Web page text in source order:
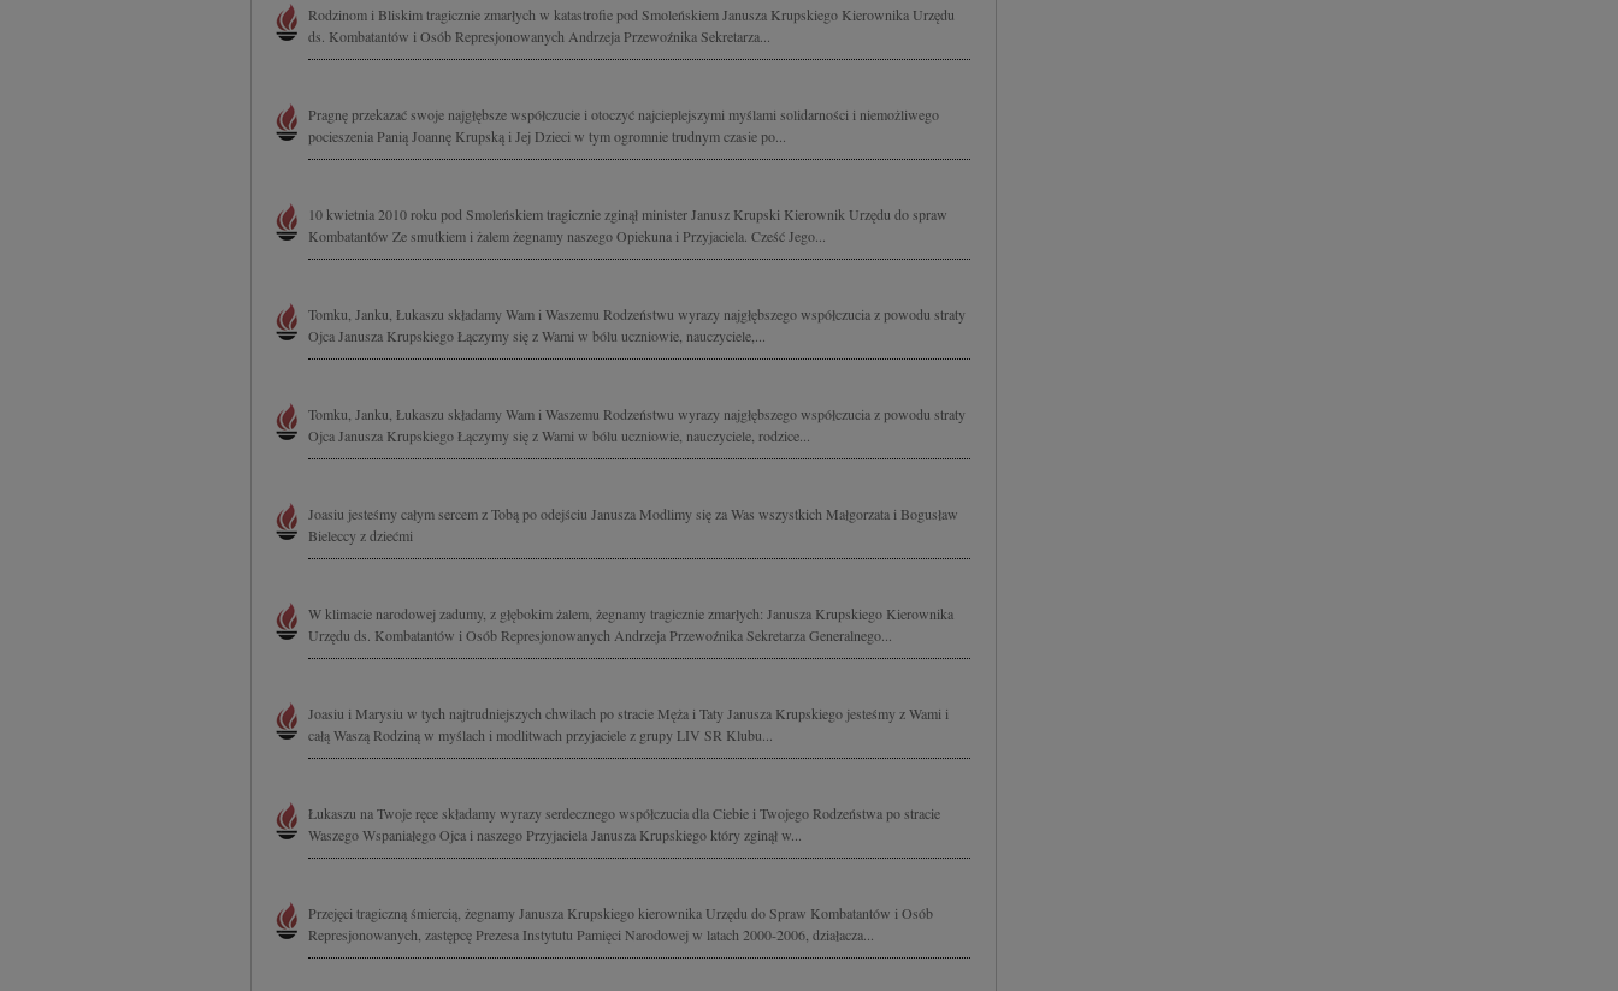
Rodzinom i Bliskim tragicznie zmarłych w katastrofie pod Smoleńskiem Janusza Krupskiego Kierownika Urzędu
ds. Kombatantów i Osób Represjonowanych Andrzeja Przewoźnika Sekretarza...
Pragnę przekazać swoje najgłębsze współczucie i otoczyć najcieplejszymi myślami solidarności i niemożliwego
pocieszenia Panią Joannę Krupską i Jej Dzieci w tym ogromnie trudnym czasie po...
10 kwietnia 2010 roku pod Smoleńskiem tragicznie zginął minister Janusz Krupski Kierownik Urzędu do spraw
Kombatantów Ze smutkiem i żalem żegnamy naszego Opiekuna i Przyjaciela. Cześć Jego...
Tomku, Janku, Łukaszu składamy Wam i Waszemu Rodzeństwu wyrazy najgłębszego współczucia z powodu straty
Ojca Janusza Krupskiego Łączymy się z Wami w bólu uczniowie, nauczyciele,...
Tomku, Janku, Łukaszu składamy Wam i Waszemu Rodzeństwu wyrazy najgłębszego współczucia z powodu straty
Ojca Janusza Krupskiego Łączymy się z Wami w bólu uczniowie, nauczyciele, rodzice...
Joasiu jesteśmy całym sercem z Tobą po odejściu Janusza Modlimy się za Was wszystkich Małgorzata i Bogusław
Bieleccy z dziećmi
W klimacie narodowej zadumy, z głębokim żalem, żegnamy tragicznie zmarłych: Janusza Krupskiego Kierownika
Urzędu ds. Kombatantów i Osób Represjonowanych Andrzeja Przewoźnika Sekretarza Generalnego...
Joasiu i Marysiu w tych najtrudniejszych chwilach po stracie Męża i Taty Janusza Krupskiego jesteśmy z Wami i
całą Waszą Rodziną w myślach i modlitwach przyjaciele z grupy LIV SR Klubu...
Łukaszu na Twoje ręce składamy wyrazy serdecznego współczucia dla Ciebie i Twojego Rodzeństwa po stracie
Waszego Wspaniałego Ojca i naszego Przyjaciela Janusza Krupskiego który zginął w...
Przejęci tragiczną śmiercią, żegnamy Janusza Krupskiego kierownika Urzędu do Spraw Kombatantów i Osób
Represjonowanych, zastępcę Prezesa Instytutu Pamięci Narodowej w latach 2000-2006, działacza...